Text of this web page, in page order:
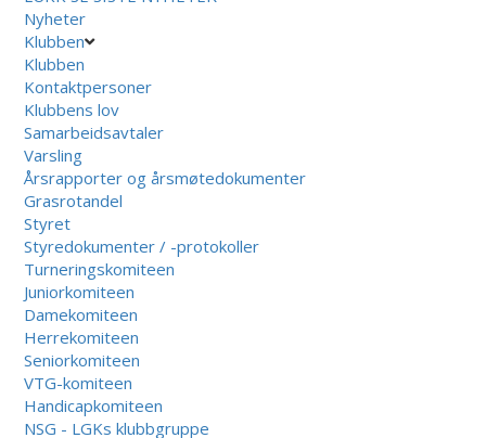
Nyheter
Klubben
Klubben
Kontaktpersoner
Klubbens lov
Samarbeidsavtaler
Varsling
Årsrapporter og årsmøtedokumenter
Grasrotandel
Styret
Styredokumenter / -protokoller
Turneringskomiteen
Juniorkomiteen
Damekomiteen
Herrekomiteen
Seniorkomiteen
VTG-komiteen
Handicapkomiteen
NSG - LGKs klubbgruppe